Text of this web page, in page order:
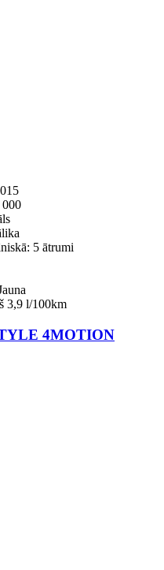
000
5 ātrumi
3,9 l/100km
4MOTION